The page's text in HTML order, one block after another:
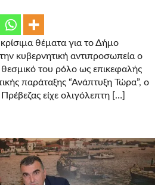
Ο
ΓΙΏΡΓΟΣ
ΝΊΤΣΑΣ
θέματα για το Δήμο
κυβερνητική αντιπροσωπεία ο
του ρόλο ως επικεφαλής
παράταξης “Ανάπτυξη Τώρα”, ο
είχε ολιγόλεπτη […]